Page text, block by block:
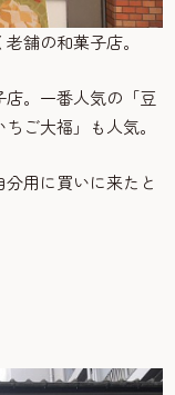
舗の和菓子店。
。一番人気の「豆
ご大福」も人気。
用に買いに来たと